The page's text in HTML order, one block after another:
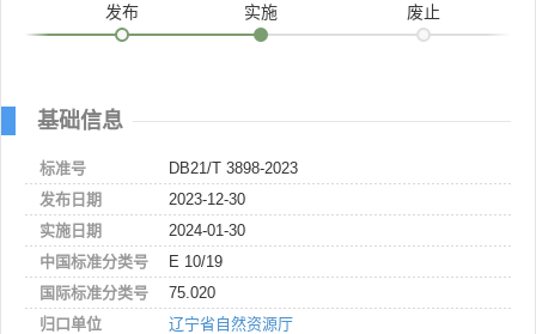
发布 实施 废止
基础信息
标准号
DB21/T 3898-2023
发布日期
2023-12-30
实施日期
2024-01-30
中国标准分类号
E 10/19
国际标准分类号
75.020
归口单位
辽宁省自然资源厅